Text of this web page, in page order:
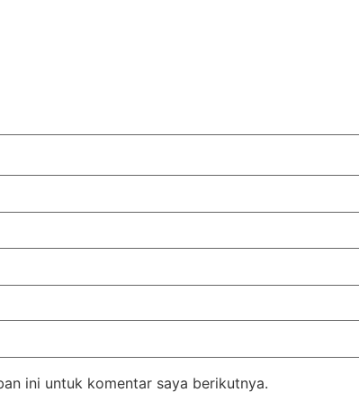
ini untuk komentar saya berikutnya.